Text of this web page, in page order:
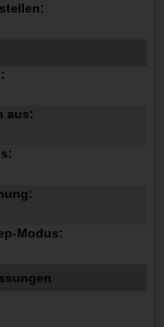
aus:
Modus: